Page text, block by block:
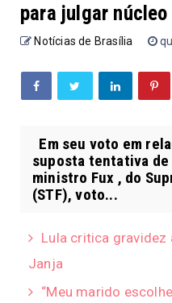
para julgar núcleo
Notícias de Brasília
Em seu voto em
suposta tentativa de
ministro Fux , do
(STF), voto...
Lula critica gravidez
Janja
“Meu marido